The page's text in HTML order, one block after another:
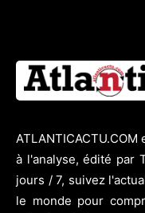
à l'analyse, édité par
jours / 7, suivez
le monde pour